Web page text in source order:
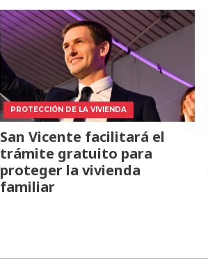
PROTECCIÓN DE LA VIVIENDA
San Vicente facilitará el
trámite gratuito para
proteger la vivienda
familiar